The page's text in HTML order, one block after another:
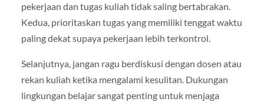
pekerjaan dan tugas kuliah tidak saling bertabrakan.
Kedua, prioritaskan tugas yang memiliki tenggat waktu
paling dekat supaya pekerjaan lebih terkontrol.
Selanjutnya, jangan ragu berdiskusi dengan dosen atau
rekan kuliah ketika mengalami kesulitan. Dukungan
lingkungan belajar sangat penting untuk menjaga